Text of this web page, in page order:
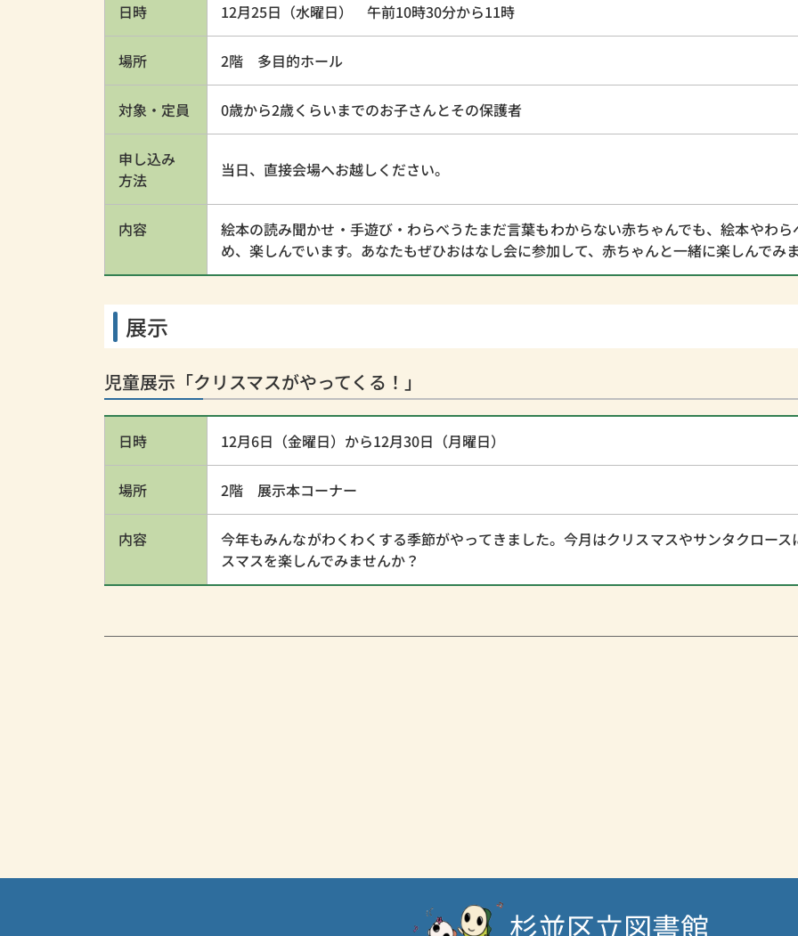
日時 12月25日（水曜日） 午前10時30分から11時
場所 2階 多目的ホール
対象・定員 0歳から2歳くらいまでのお子さんとその保護者
申し込み
方法
当日、直接会場へお越しください。
内容
絵本の読み聞かせ・手遊び・わらべうたまだ言葉もわからない赤ちゃんでも、絵本やわ
め、楽しんでいます。あなたもぜひおはなし会に参加して、赤ちゃんと一緒に楽しんでみ
展示
児童展示「クリスマスがやってくる！」
日時 12月6日（金曜日）から12月30日（月曜日）
場所 2階 展示本コーナー
内容
今年もみんながわくわくする季節がやってきました。今月はクリスマスやサンタクロー
スマスを楽しんでみませんか？